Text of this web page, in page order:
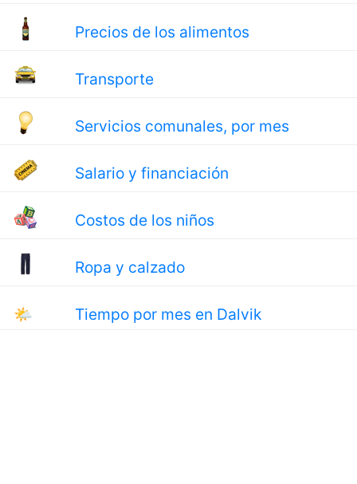
Precios de los alimentos
Transporte
Servicios comunales, por mes
Salario y financiación
Costos de los niños
Ropa y calzado
🌤 Tiempo por mes en Dalvik